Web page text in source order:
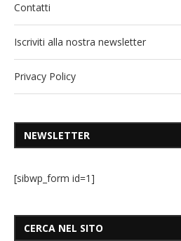
Contatti
Iscriviti alla nostra newsletter
Privacy Policy
NEWSLETTER
[sibwp_form id=1]
CERCA NEL SITO